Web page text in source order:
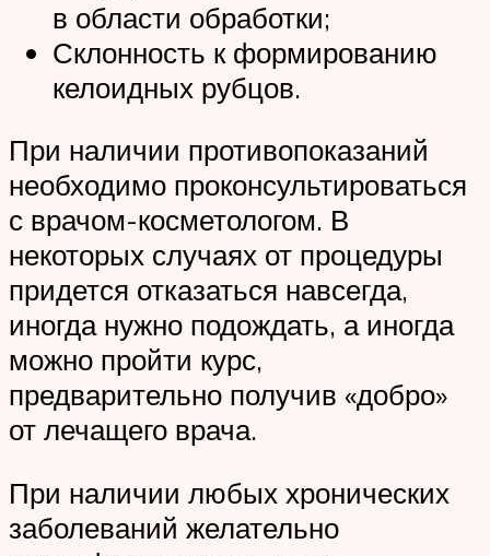
в области обработки;
Склонность к формированию
келоидных рубцов.
При наличии противопоказаний
необходимо проконсультироваться
с врачом-косметологом. В
некоторых случаях от процедуры
придется отказаться навсегда,
иногда нужно подождать, а иногда
можно пройти курс,
предварительно получив «добро»
от лечащего врача.
При наличии любых хронических
заболеваний желательно